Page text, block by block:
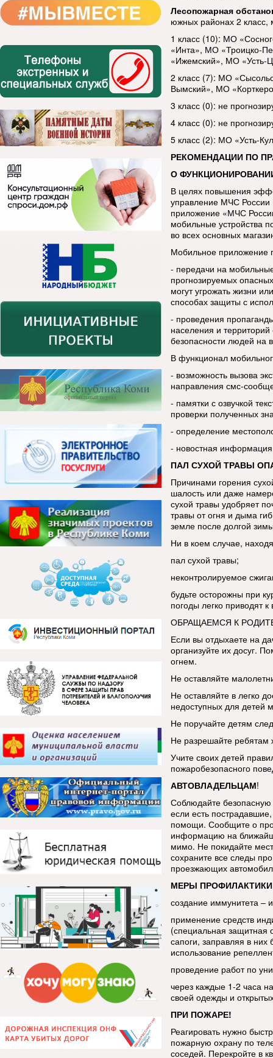
Лесопожарная
южных районах 2
1 класс (10): МО
«Инта», МО «Троицко-
«Ижемский», МО «Усть-
2 класс (7): МО
Вымский», МО
3 класс (0): не
4 класс (0): не
5 класс (2): МО «Усть-
РЕКОМЕНДАЦИИ ПО
О
В целях повышения
управление МЧС России
приложение «МЧС
мобильные устройства
во всех основных
Мобильное приложение
- передачи на
прогнозируемых
могут угрожать жизни
способах защиты с
- проведения
населения и
безопасности людей на
В функционал
- возможность вызова
направления смс-
- памятки с озвучкой
проверки полученных
- определение
- новостная
ПАЛ СУХОЙ ТРАВЫ
Причинами горения
шалость или даже
сухой травы удобряет
травы от огня и дыма
земле после долгой
Ни в коем случае,
пал сухой травы;
неконтролируемое
будьте осторожны при
погоды легко приводят
ОБРАЩАЕМСЯ К
Если вы отдыхаете на
организуйте их досуг.
огнем.
Не оставляйте
Не оставляйте в легко
недоступных для детей
Не поручайте детям
Не разрешайте ребятам
Учите своих детей
пожаробезопасного
АВТОВЛАДЕЛЬЦАМ!
Соблюдайте
если есть
помощи. Сообщите о
информацию на
мимо. Не покидайте
сохраните все следы
проезжающих
МЕРЫ
создание иммунитета –
применение средств
(специальная защитная
сапоги, заправляя в
использование
проведение работ по
через каждые 1-2 часа
своей одежды и
ПРИ ПОЖАРЕ!
Реагировать нужно
пожарную охрану по
соседей. Перекройте в